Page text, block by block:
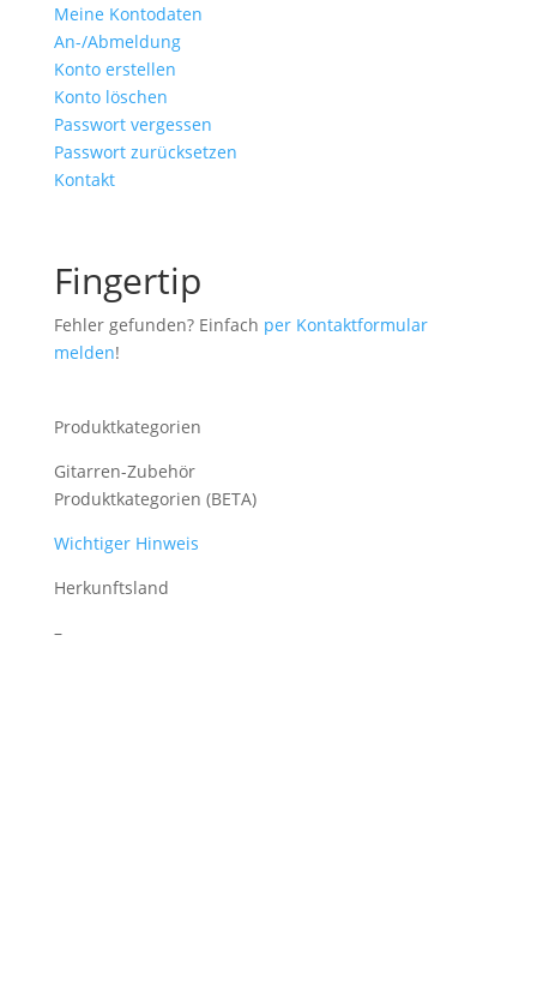
Meine Kontodaten
An-/Abmeldung
Konto erstellen
Konto löschen
Passwort vergessen
Passwort zurücksetzen
Kontakt
Fingertip
Fehler gefunden? Einfach per Kontaktformular
melden!
Produktkategorien
Gitarren-Zubehör
Produktkategorien (BETA)
Wichtiger Hinweis
Herkunftsland
–